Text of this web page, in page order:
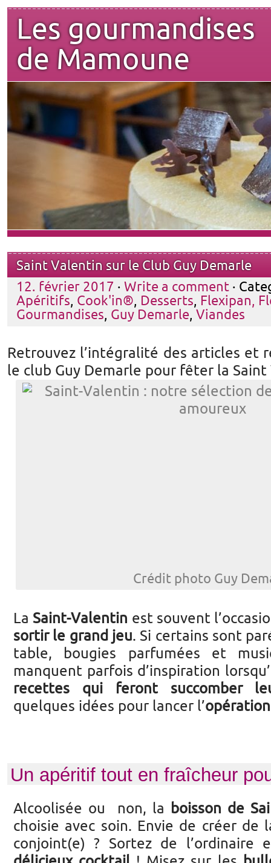
Les gourmandises
de Mamoune
Saint Valentin sur le Club Guy Demarle
12. février 2017 · Write a comment ·
Apéritifs, Cook'in®, Desserts, Flexipan,
Gourmandises, Guy Demarle, Viandes
Retrouvez l’intégralité des articles et
le club Guy Demarle pour fêter la
Crédit photo Guy
La Saint-Valentin est souvent
sortir le grand jeu. Si certains sont
table, bougies parfumées et
manquent parfois d’inspiration
recettes qui feront succomber
quelques idées pour lancer l’
Un apéritif tout en fraîcheur
Alcoolisée ou non, la boisson de
choisie avec soin. Envie de créer de
conjoint(e) ? Sortez de l’ordinaire